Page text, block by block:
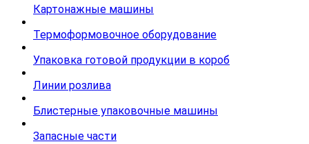
Картонажные машины
Термоформовочное оборудование
Упаковка готовой продукции в короб
Линии розлива
Блистерные упаковочные машины
Запасные части